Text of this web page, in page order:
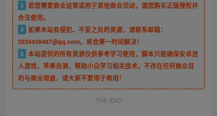
3 若您需要商业运营或用于其他商业活动，请您购买正版授权并
合法使用。
4 如果本站有侵犯、不妥之处的资源，请联系邮箱：
2834439487@qq.com。将会第一时间解决！
5 本站提供的所有资源仅供参考学习使用，脚本只能确保安卓进
入游戏，苹果自测，帮助小白学习相关技术，不存在任何商业目
的与商业用途，请大家不要用于商用！
THE END